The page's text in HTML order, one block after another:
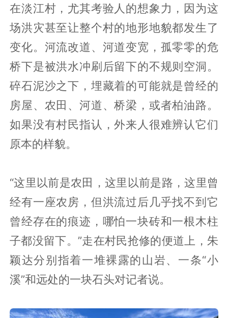
在淡江村，尤其考验人的想象力，因为这
场洪灾甚至让整个村的地形地貌都发生了
变化。河流改道、河道变宽，孤零零的危
桥下是被洪水冲刷后留下的不规则空洞。
碎石泥沙之下，埋藏着的可能就是曾经的
房屋、农田、河道、桥梁，或者柏油路。
如果没有村民指认，外来人很难辨认它们
原本的样貌。
“这里以前是农田，这里以前是路，这里曾
经有一座农房，但洪流过后几乎找不到它
曾经存在的痕迹，哪怕一块砖和一根木柱
子都没留下。”走在村民抢修的便道上，朱
颖达分别指着一堆裸露的山岩、一条“小
溪”和远处的一块石头对记者说。